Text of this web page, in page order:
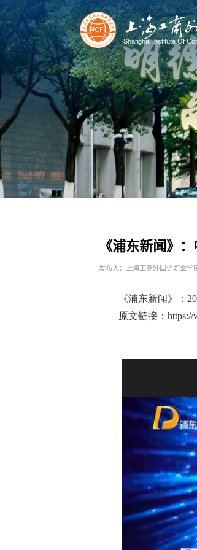
《浦东新闻》
发布人：上海工商外国语职业学
《浦东新闻》：
原文链接：